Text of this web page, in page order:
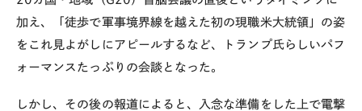
加え、「徒歩で軍事境界線を越えた初の現職米大統領」の姿
をこれ見よがしにアピールするなど、トランプ氏らしいパフ
ォーマンスたっぷりの会談となった。
しかし、その後の報道によると、入念な準備をした上で電撃